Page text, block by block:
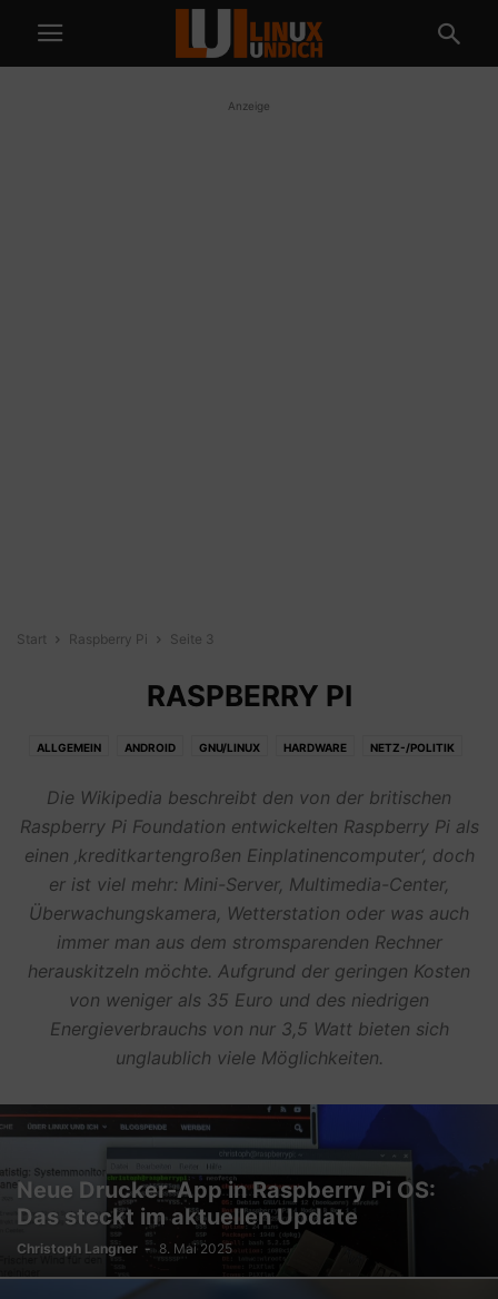
Anzeige
Start Raspberry Pi Seite 3
RASPBERRY PI
ALLGEMEIN ANDROID GNU/LINUX HARDWARE NETZ-/POLITIK
WEBDESIGN/-HOSTING WEBOS
Die Wikipedia beschreibt den von der britischen
Raspberry Pi Foundation entwickelten Raspberry Pi als
einen ‚kreditkartengroßen Einplatinencomputer‘, doch
er ist viel mehr: Mini-Server, Multimedia-Center,
Überwachungskamera, Wetterstation oder was auch
immer man aus dem stromsparenden Rechner
herauskitzeln möchte. Aufgrund der geringen Kosten
von weniger als 35 Euro und des niedrigen
Energieverbrauchs von nur 3,5 Watt bieten sich
unglaublich viele Möglichkeiten.
Neue Drucker-App in Raspberry Pi OS:
Das steckt im aktuellen Update
Christoph Langner - 8. Mai 2025